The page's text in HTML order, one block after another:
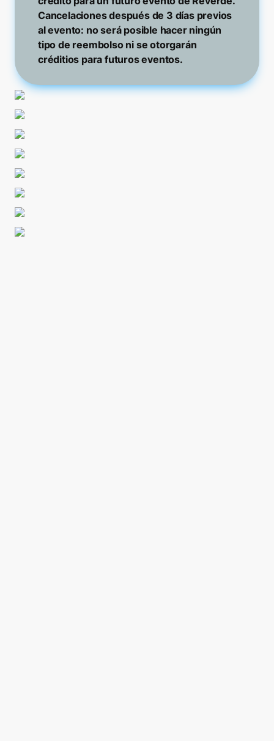
Cancelaciones después de 3 días previos
al evento: no será posible hacer ningún
tipo de reembolso ni se otorgarán